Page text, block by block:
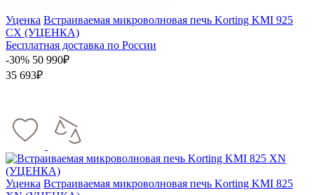
Уценка Встраиваемая микроволновая печь Korting KMI 925
CX (УЦЕНКА)
Бесплатная доставка по России
-30% 50 990₽
35 693₽
Уценка Встраиваемая микроволновая печь Korting KMI 825